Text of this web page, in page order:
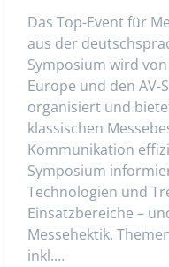
Das Top-Event für
aus der
Symposium wird
Europe und den
organisiert und
klassischen
Kommunikation
Symposium
Technologien und
Einsatzbereiche –
Messehektik.
inkl.…